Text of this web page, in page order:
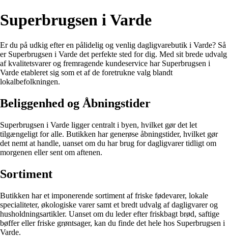
Superbrugsen i Varde
Er du på udkig efter en pålidelig og venlig dagligvarebutik i Varde? Så
er Superbrugsen i Varde det perfekte sted for dig. Med sit brede udvalg
af kvalitetsvarer og fremragende kundeservice har Superbrugsen i
Varde etableret sig som et af de foretrukne valg blandt
lokalbefolkningen.
Beliggenhed og Åbningstider
Superbrugsen i Varde ligger centralt i byen, hvilket gør det let
tilgængeligt for alle. Butikken har generøse åbningstider, hvilket gør
det nemt at handle, uanset om du har brug for dagligvarer tidligt om
morgenen eller sent om aftenen.
Sortiment
Butikken har et imponerende sortiment af friske fødevarer, lokale
specialiteter, økologiske varer samt et bredt udvalg af dagligvarer og
husholdningsartikler. Uanset om du leder efter friskbagt brød, saftige
bøffer eller friske grøntsager, kan du finde det hele hos Superbrugsen i
Varde.